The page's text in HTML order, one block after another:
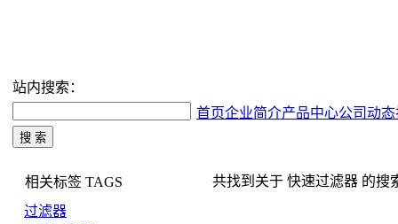
站内搜索：
首页企业简介产品中心公司动态
相关标签 TAGS
过滤器
共找到关于 快速过滤器 的搜